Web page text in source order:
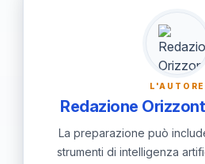
arretrati visivi per
L'AUTORE
Redazione
La preparazione può
strumenti di intelligenza